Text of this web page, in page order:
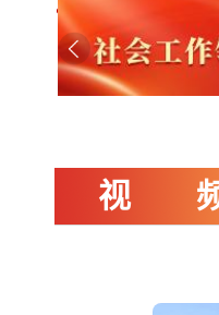
基层强则国家强
视